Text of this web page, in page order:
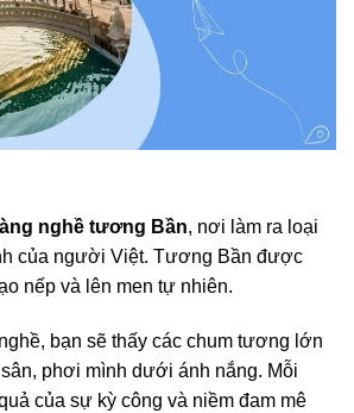
làng nghề tương Bần, nơi làm ra loại
của người Việt. Tương Bần được
nếp và lên men tự nhiên.
bạn sẽ thấy các chum tương lớn
phơi mình dưới ánh nắng. Mỗi
của sự kỳ công và niềm đam mê